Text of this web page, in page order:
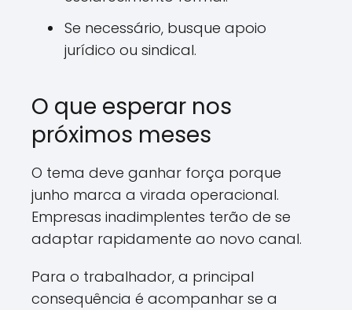
Se necessário, busque apoio
jurídico ou sindical.
O que esperar nos
próximos meses
O tema deve ganhar força porque
junho marca a virada operacional.
Empresas inadimplentes terão de se
adaptar rapidamente ao novo canal.
Para o trabalhador, a principal
consequência é acompanhar se a